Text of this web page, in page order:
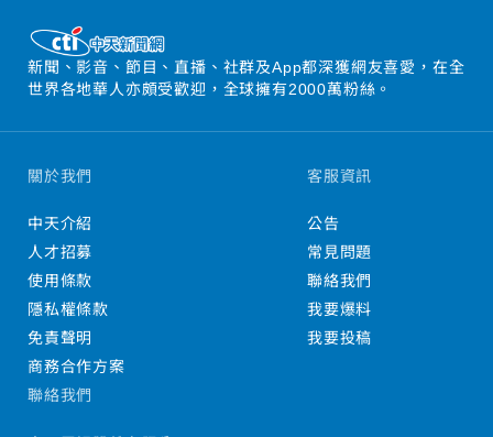
新聞、影音、節目、直播、社群及App都深獲網友喜愛，在全
世界各地華人亦頗受歡迎，全球擁有2000萬粉絲。
關於我們
中天介紹
人才招募
使用條款
隱私權條款
免責聲明
商務合作方案
客服資訊
公告
常見問題
聯絡我們
我要爆料
我要投稿
聯絡我們